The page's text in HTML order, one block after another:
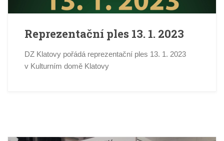
Reprezentační ples 13. 1. 2023
DZ Klatovy pořádá reprezentační ples 13. 1. 2023
v Kulturním domě Klatovy